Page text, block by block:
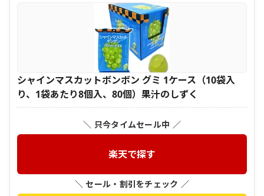
シャインマスカットボンボン グミ 1ケース（10袋入
り、1袋あたり8個入、80個）果汁のしずく
＼ 只今タイムセール中 ／
楽天で探す
＼ セール・割引をチェック ／